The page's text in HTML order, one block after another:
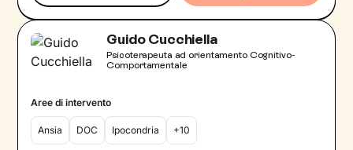
Guido Cucchiella
Psicoterapeuta ad orientamento Cognitivo-
Comportamentale
Aree di intervento
Ansia DOC Ipocondria +10